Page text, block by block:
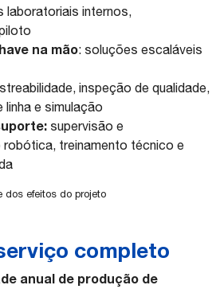
laboratoriais internos,
na mão: soluções escaláveis
inspeção de qualidade,
e simulação
supervisão e
robótica, treinamento técnico e
dos efeitos do projeto
completo
anual de produção de